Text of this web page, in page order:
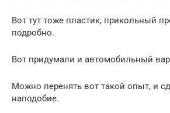
Вот тут тоже пластик, прикольный
подробно.
Вот придумали и автомобильный
Можно перенять вот такой опыт, и
наподобие.